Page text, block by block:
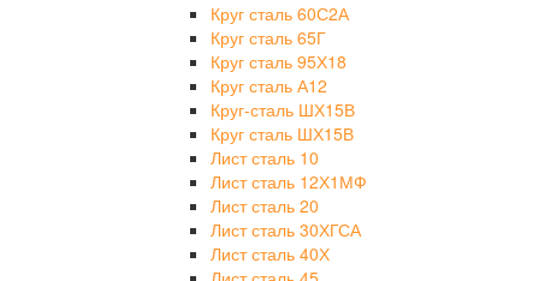
Круг сталь 60С2А
Круг сталь 65Г
Круг сталь 95Х18
Круг сталь А12
Круг-сталь ШХ15В
Круг сталь ШХ15В
Лист сталь 10
Лист сталь 12Х1МФ
Лист сталь 20
Лист сталь 30ХГСА
Лист сталь 40Х